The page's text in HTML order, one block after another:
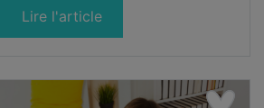
Lire l'article